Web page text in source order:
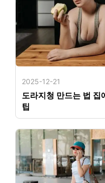
2025-12-21
도라지청 만드는 법 집
팁